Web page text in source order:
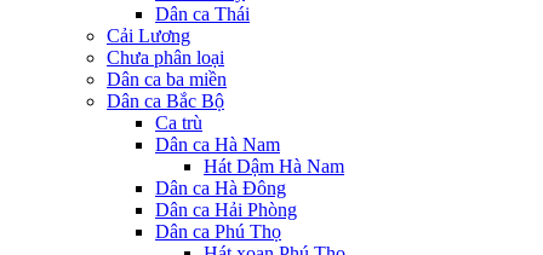
Dân ca Thái
Cải Lương
Chưa phân loại
Dân ca ba miền
Dân ca Bắc Bộ
Ca trù
Dân ca Hà Nam
Hát Dậm Hà Nam
Dân ca Hà Đông
Dân ca Hải Phòng
Dân ca Phú Thọ